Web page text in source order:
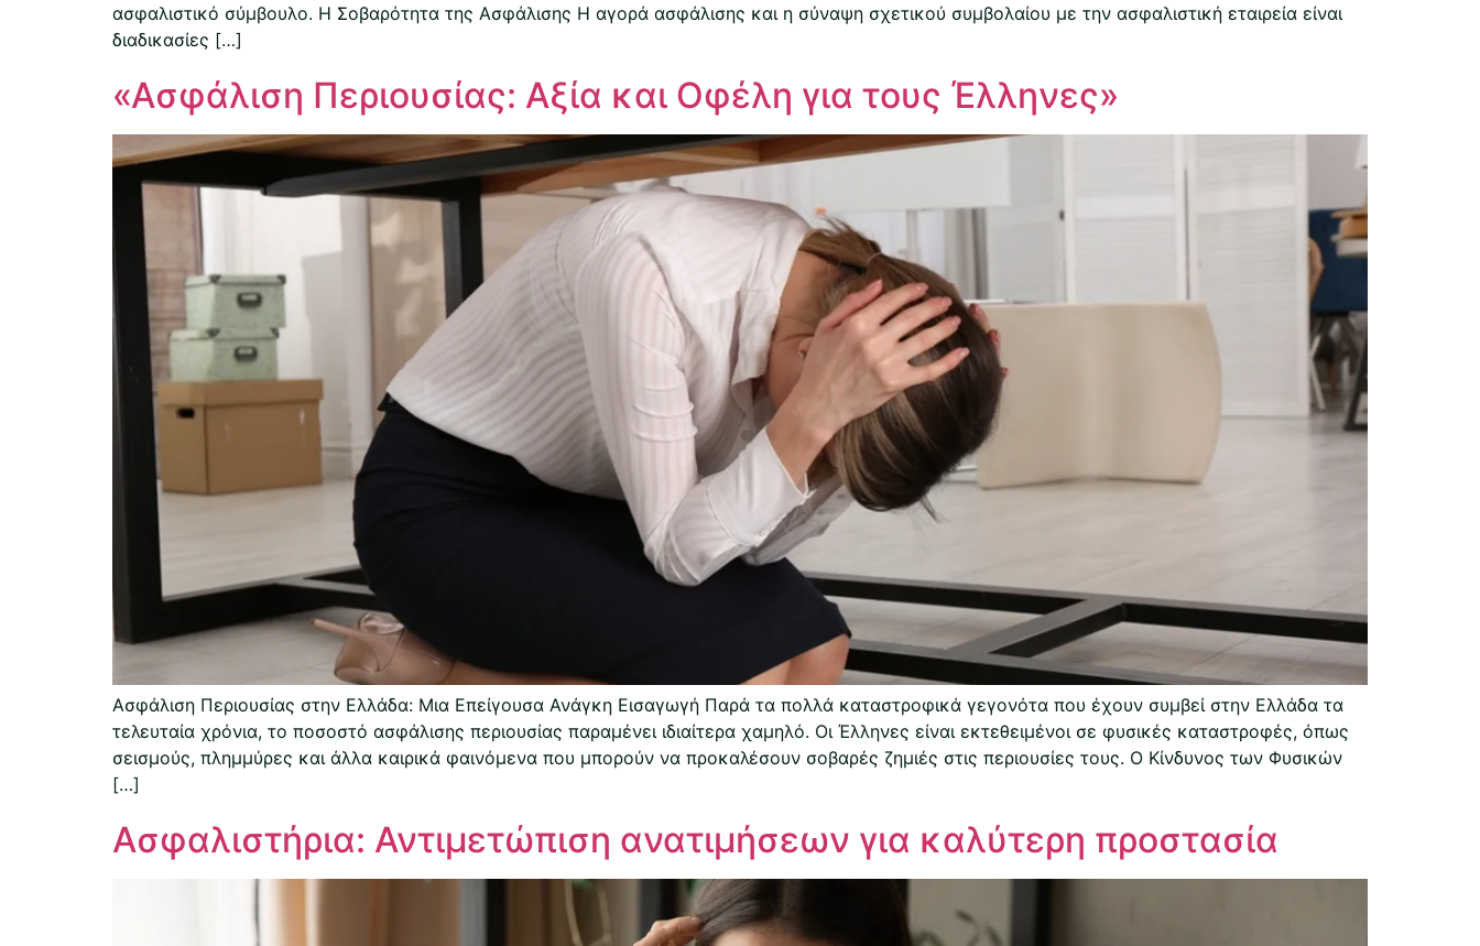
ασφαλιστικό σύμβουλο. Η Σοβαρότητα της Ασφάλισης Η αγορά ασφάλισης και η σύναψη σχετικού συμβολαίου με την ασφαλιστική εταιρεία είναι
διαδικασίες […]
«Ασφάλιση Περιουσίας: Αξία και Οφέλη για τους Έλληνες»
Ασφάλιση Περιουσίας στην Ελλάδα: Μια Επείγουσα Ανάγκη Εισαγωγή Παρά τα πολλά καταστροφικά γεγονότα που έχουν συμβεί στην Ελλάδα τα
τελευταία χρόνια, το ποσοστό ασφάλισης περιουσίας παραμένει ιδιαίτερα χαμηλό. Οι Έλληνες είναι εκτεθειμένοι σε φυσικές καταστροφές, όπως
σεισμούς, πλημμύρες και άλλα καιρικά φαινόμενα που μπορούν να προκαλέσουν σοβαρές ζημιές στις περιουσίες τους. Ο Κίνδυνος των Φυσικών
[…]
Ασφαλιστήρια: Αντιμετώπιση ανατιμήσεων για καλύτερη προστασία